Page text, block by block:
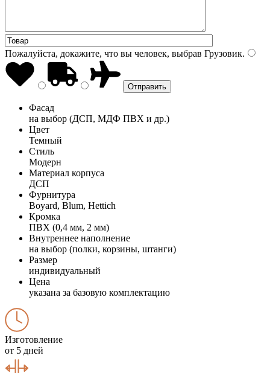
Пожалуйста, докажите, что вы человек, выбрав Грузовик.
Фасад
на выбор (ДСП, МДФ ПВХ и др.)
Цвет
Темный
Стиль
Модерн
Материал корпуса
ДСП
Фурнитура
Boyard, Blum, Hettich
Кромка
ПВХ (0,4 мм, 2 мм)
Внутреннее наполнение
на выбор (полки, корзины, штанги)
Размер
индивидуальный
Цена
указана за базовую комплектацию
Изготовление
от 5 дней